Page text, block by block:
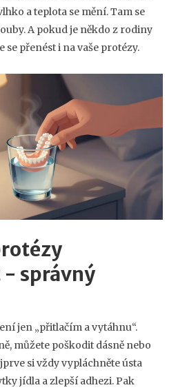
a teplota se mění. Tam se
A pokud je někdo z rodiny
se přenést i na vaše protézy.
správný
jen „přitlačím a vytáhnu“.
můžete poškodit dásně nebo
si vždy vypláchněte ústa
jídla a zlepší adhezi. Pak